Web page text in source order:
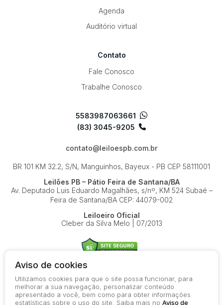
Agenda
Auditório virtual
Contato
Fale Conosco
Trabalhe Conosco
5583987063661
(83) 3045-9205
contato@leiloespb.com.br
BR 101 KM 32.2, S/N, Manguinhos, Bayeux - PB CEP 58111001
Leilões PB – Pátio Feira de Santana/BA
Av. Deputado Luis Eduardo Magalhães, s/nº, KM 524Subaé –
Feira de Santana/BA CEP: 44079-002
Leiloeiro Oficial
Cleber da Silva Melo | 07/2013
© 2026-present - Todos os direitos reservados
Política de Privacidade
Aviso de cookies
Utilizamos cookies para que o site possa funcionar, para
melhorar a sua navegação, personalizar conteúdo
apresentado a você, bem como para obter informações
estatísticas sobre o uso do site. Saiba mais no Aviso de